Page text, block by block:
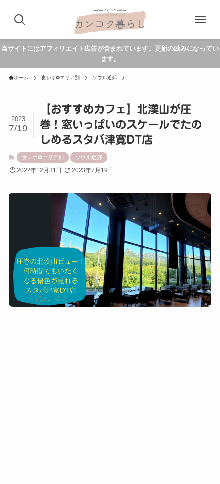
当サイトにはアフィリエイト広告が含まれています。更新の励みになってい
ます。
ホーム 食レポ✿エリア別 ソウル近郊
【おすすめカフェ】北漢山が圧
巻！窓いっぱいのスケールでたの
しめるスタバ津寛DT店
2023
7/19
食レポ✿エリア別 ソウル近郊
2022年12月31日 2023年7月19日